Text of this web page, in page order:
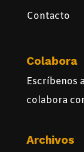
Contacto
Colabora
Escríbenos
colabora
Archivos